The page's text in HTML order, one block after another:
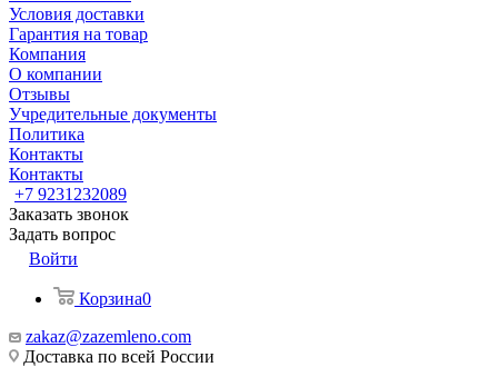
Условия доставки
Гарантия на товар
Компания
О компании
Отзывы
Учредительные документы
Политика
Контакты
Контакты
+7 9231232089
Заказать звонок
Задать вопрос
Войти
Корзина0
zakaz@zazemleno.com
Доставка по всей России